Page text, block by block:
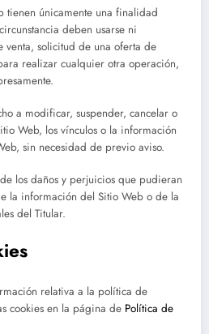
tienen únicamente una finalidad
deben usarse ni
venta, solicitud de una oferta de
realizar cualquier otra operación,
a modificar, suspender, cancelar o
Web, los vínculos o la información
sin necesidad de previo aviso.
los daños y perjuicios que pudieran
la información del Sitio Web o de la
del Titular.
relativa a la política de
cookies en la página de Política de